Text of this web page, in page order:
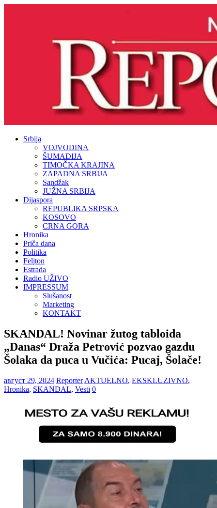
Srbija
VOJVODINA
ŠUMADIJA
TIMOČKA KRAJINA
ZAPADNA SRBIJA
Sandžak
JUŽNA SRBIJA
Dijaspora
REPUBLIKA SRPSKA
KOSOVO
CRNA GORA
Hronika
Priča dana
Politika
Feljton
Estrada
Radio UŽIVO
IMPRESSUM
Slušanost
Marketing
KONTAKT
SKANDAL! Novinar žutog tabloida
„Danas“ Draža Petrović pozvao gazdu
Šolaka da puca u Vučića: Pucaj, Šolače!
август 29, 2024 Reporter AKTUELNO, EKSKLUZIVNO,
Hronika, SKANDAL, Vesti 0